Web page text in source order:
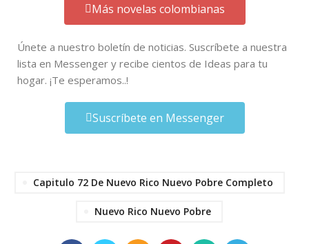
Más novelas colombianas
Únete a nuestro boletín de noticias. Suscríbete a nuestra
lista en Messenger y recibe cientos de Ideas para tu
hogar. ¡Te esperamos..!
Suscríbete en Messenger
Capitulo 72 De Nuevo Rico Nuevo Pobre Completo
Nuevo Rico Nuevo Pobre